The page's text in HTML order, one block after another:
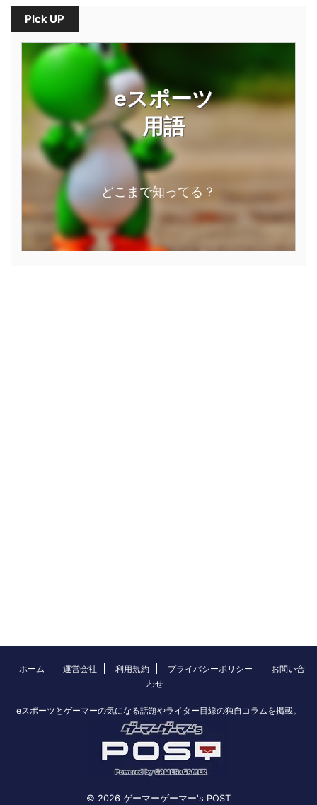
PIck UP
eスポーツ
用語
どこまで知ってる？
ホーム 運営会社 利用規約 プライバシーポリシー
お問い合
わせ
eスポーツとゲーマーの気になる話題やライター目線の独自コラムを掲載。
© 2026 ゲーマーゲーマー's POST